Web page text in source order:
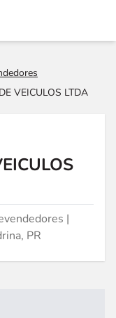
VEICULOS LTDA
|
PR